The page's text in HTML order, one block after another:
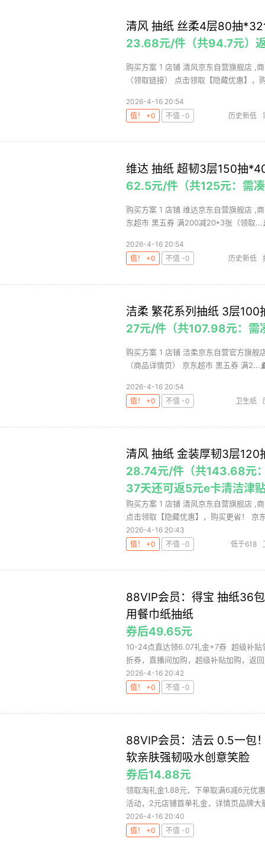
清风 抽纸 丝柔4层80抽
23.68元/件（共94.7元）
购买方案 1 店铺 清风京东自营旗舰店 ,
（领取链接） 点击领取【隐藏优惠】，
2026-4-16 20:54
值！ +0
不值 -0 历史新低
维达 抽纸 超韧3层150抽
62.5元/件（共125元：需
购买方案 1 店铺 维达京东自营旗舰店 ,
东超市 黑五券 满200减20*3张（领取...
2026-4-16 20:54
值！ +0
不值 -0 历史新低
洁柔 繁花系列抽纸 3层
27元/件（共107.98元：需
购买方案 1 店铺 洁柔京东自营官方旗
（商品详情页） 京东超市 黑五券 满2...
2026-4-16 20:54
值！ +0
不值 -0 卫生纸
清风 抽纸 金装厚韧3层
28.74元/件（共143.68元
37天还可返5元e卡清洁津
购买方案 1 店铺 清风京东自营旗舰店 ,
点击领取【隐藏优惠】，购买更省！ 京
2026-4-16 20:43
值！ +0
不值 -0 低于618
88VIP会员：得宝 抽纸36
用餐巾纸抽纸
券后49.65元
10-24点直达领6.07礼金+7券 超级补贴
折券，直播间加购，超级补贴加购，返
2026-4-16 20:42
值！ +0
不值 -0
88VIP会员：洁云 0.5一包
软亲肤强韧吸水创意笑脸
券后14.88元
领取淘礼金1.88元，下单取满6减6元优
活动，2元店铺首单礼金，详情页品牌
2026-4-16 20:40
值！ +0
不值 -0